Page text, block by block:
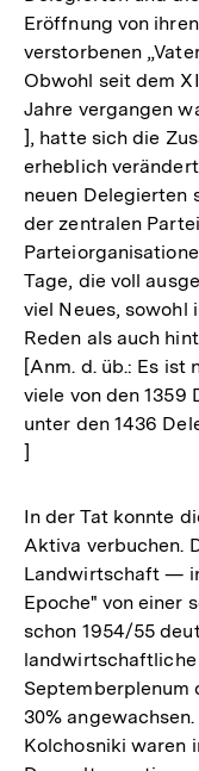
Eröffnung von
verstorbenen
Obwohl seit dem
Jahre vergangen
], hatte sich die
erheblich
neuen Delegierten
der zentralen
Tage, die voll
viel Neues, sowohl
Reden als auch
[Anm. d. üb.: Es
viele von den 1359
unter den 1436
]
In der Tat konnte
Aktiva verbuchen.
Landwirtschaft —
Epoche" von einer
schon 1954/55
Septemberplenum
30%
Kolchosniki waren